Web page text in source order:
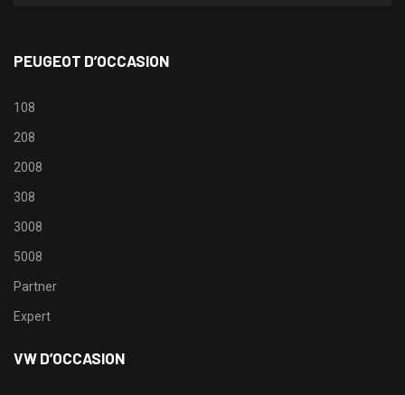
PEUGEOT D’OCCASION
108
208
2008
308
3008
5008
Partner
Expert
VW D’OCCASION